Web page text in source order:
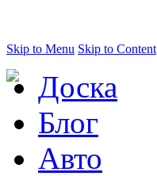
Skip to Menu Skip to Content
Доска
Блог
Авто